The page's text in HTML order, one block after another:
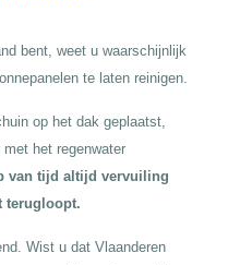
bent, weet u waarschijnlijk
te laten reinigen.
op het dak geplaatst,
het regenwater
van tijd altijd vervuiling
terugloopt.
Wist u dat Vlaanderen